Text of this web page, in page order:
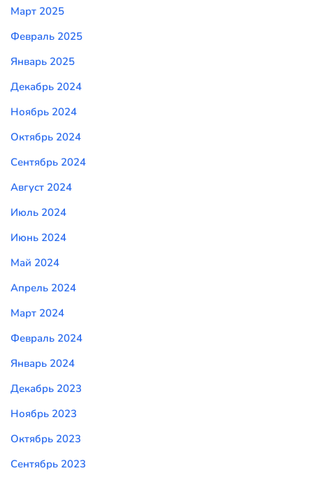
Март 2025
Февраль 2025
Январь 2025
Декабрь 2024
Ноябрь 2024
Октябрь 2024
Сентябрь 2024
Август 2024
Июль 2024
Июнь 2024
Май 2024
Апрель 2024
Март 2024
Февраль 2024
Январь 2024
Декабрь 2023
Ноябрь 2023
Октябрь 2023
Сентябрь 2023